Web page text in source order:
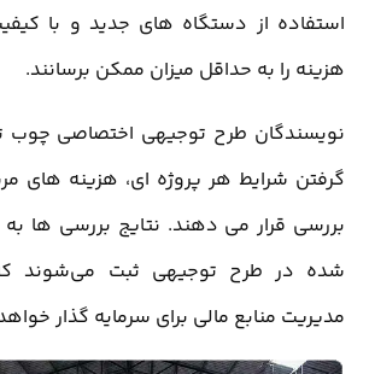
استفاده از دستگاه های جدید و با
هزینه را به حداقل میزان ممکن برسانند.
نویسندگان طرح توجیهی اختصاصی چوب
گرفتن شرایط هر پروژه‌ ای، هزینه های
بررسی قرار می دهند. نتایج بررسی ها
شده در طرح توجیهی ثبت می‌شوند
مدیریت منابع مالی برای سرمایه گذار